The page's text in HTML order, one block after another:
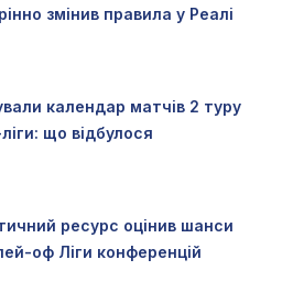
змінив правила у Реалі
календар матчів 2 туру
що відбулося
ресурс оцінив шанси
оф Ліги конференцій